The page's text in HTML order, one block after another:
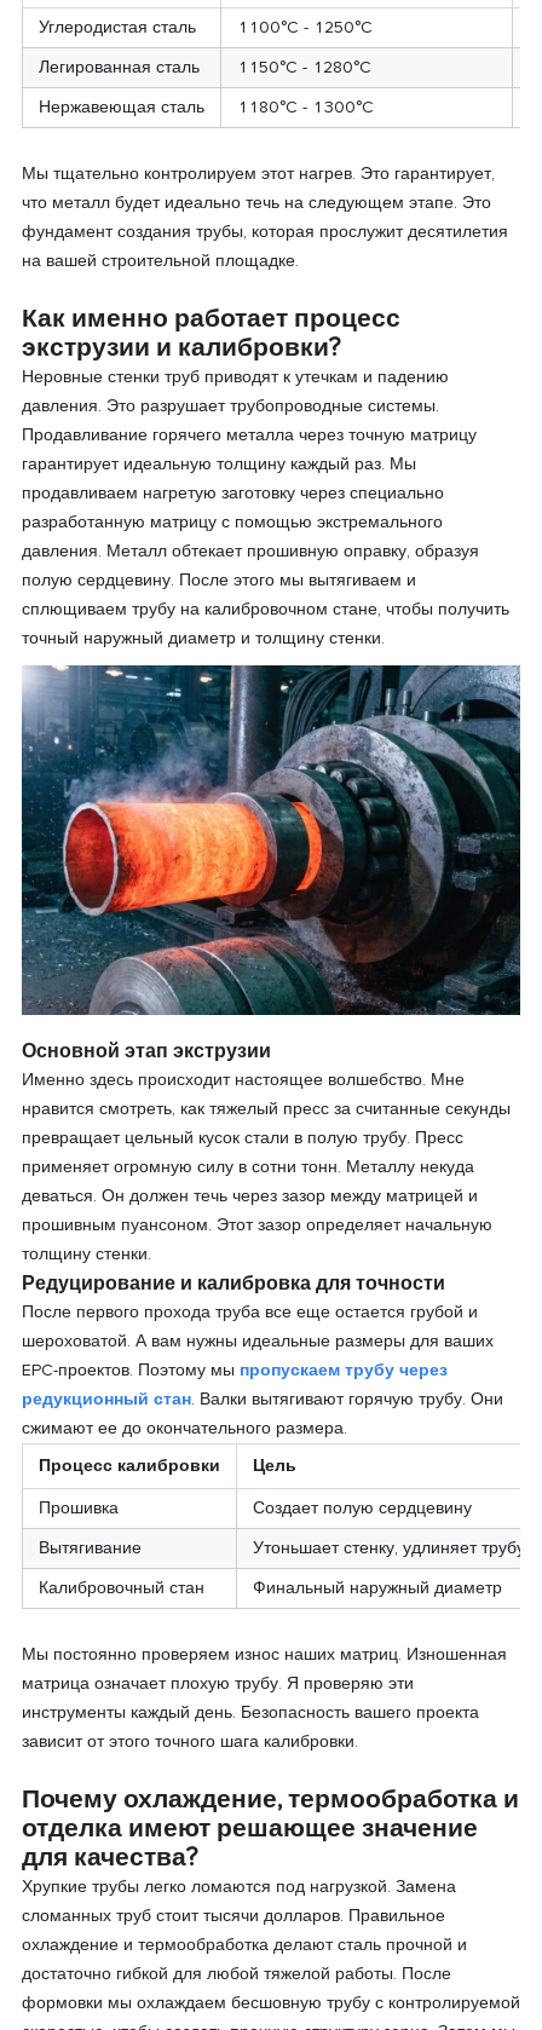
Углеродистая сталь 1100°C - 1250°C
Легированная сталь 1150°C - 1280°C
Нержавеющая сталь 1180°C - 1300°C
Мы тщательно контролируем этот нагрев. Это гарантирует,
что металл будет идеально течь на следующем этапе. Это
фундамент создания трубы, которая прослужит десятилетия
на вашей строительной площадке.
Как именно работает процесс
экструзии и калибровки?
Неровные стенки труб приводят к утечкам и падению
давления. Это разрушает трубопроводные системы.
Продавливание горячего металла через точную матрицу
гарантирует идеальную толщину каждый раз. Мы
продавливаем нагретую заготовку через специально
разработанную матрицу с помощью экстремального
давления. Металл обтекает прошивную оправку, образуя
полую сердцевину. После этого мы вытягиваем и
сплющиваем трубу на калибровочном стане, чтобы получить
точный наружный диаметр и толщину стенки.
Основной этап экструзии
Именно здесь происходит настоящее волшебство. Мне
нравится смотреть, как тяжелый пресс за считанные секунды
превращает цельный кусок стали в полую трубу. Пресс
применяет огромную силу в сотни тонн. Металлу некуда
деваться. Он должен течь через зазор между матрицей и
прошивным пуансоном. Этот зазор определяет начальную
толщину стенки.
Редуцирование и калибровка для точности
После первого прохода труба все еще остается грубой и
шероховатой. А вам нужны идеальные размеры для ваших
EPC-проектов. Поэтому мы пропускаем трубу через
редукционный стан. Валки вытягивают горячую трубу. Они
сжимают ее до окончательного размера.
Процесс калибровки Цель
Прошивка Создает полую сердцевину
Вытягивание Утоньшает стенку, удлиняет трубу
Калибровочный стан Финальный наружный диаметр
Мы постоянно проверяем износ наших матриц. Изношенная
матрица означает плохую трубу. Я проверяю эти
инструменты каждый день. Безопасность вашего проекта
зависит от этого точного шага калибровки.
Почему охлаждение, термообработка и
отделка имеют решающее значение
для качества?
Хрупкие трубы легко ломаются под нагрузкой. Замена
сломанных труб стоит тысячи долларов. Правильное
охлаждение и термообработка делают сталь прочной и
достаточно гибкой для любой тяжелой работы. После
формовки мы охлаждаем бесшовную трубу с контролируемой